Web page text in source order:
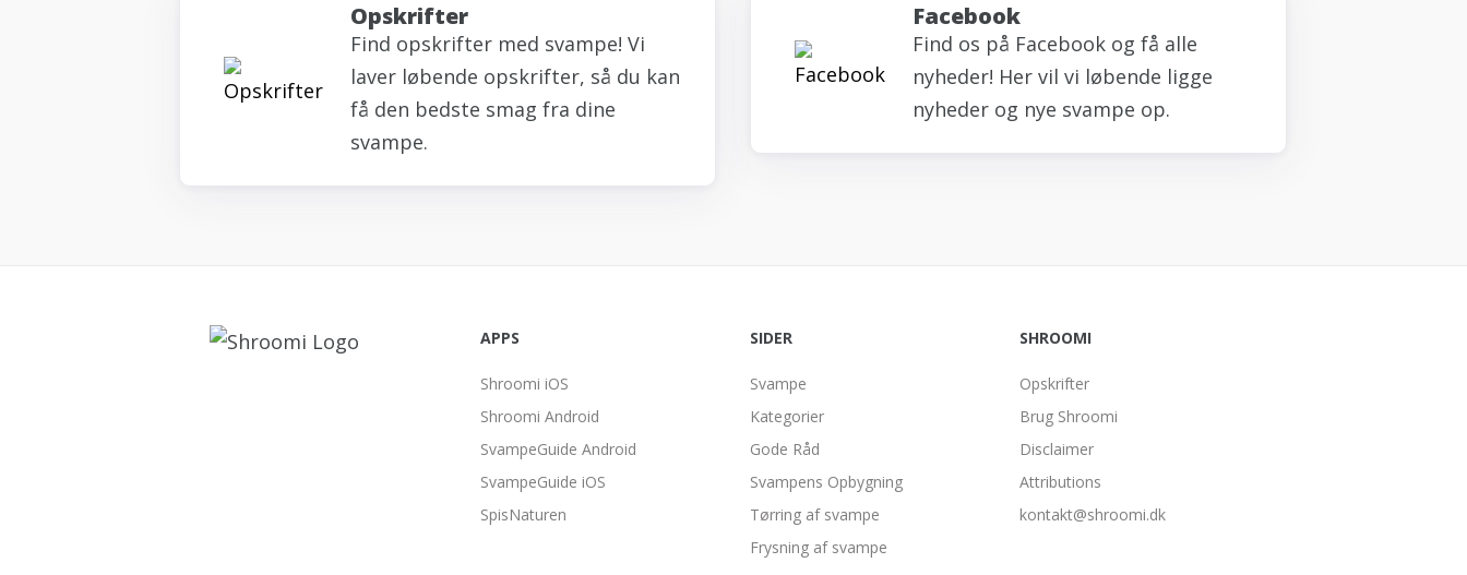
Opskrifter
Find opskrifter med svampe! Vi
laver løbende opskrifter, så du kan
få den bedste smag fra dine
svampe.
Facebook
Find os på Facebook og få alle
nyheder! Her vil vi løbende ligge
nyheder og nye svampe op.
APPS
Shroomi iOS
Shroomi Android
SvampeGuide Android
SvampeGuide iOS
SpisNaturen
SIDER
Svampe
Kategorier
Gode Råd
Svampens Opbygning
Tørring af svampe
Frysning af svampe
SHROOMI
Opskrifter
Brug Shroomi
Disclaimer
Attributions
kontakt@shroomi.dk